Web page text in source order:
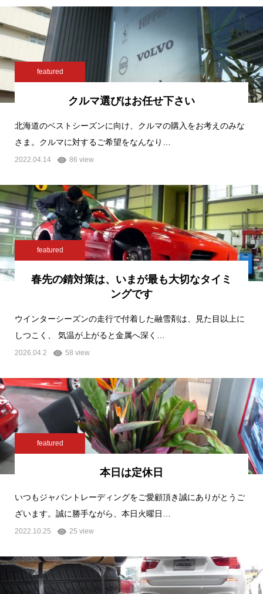
featured
クルマ選びはお任せ下さい
北海道のベストシーズンに向け、クルマの購入をお考えのみな
さま。クルマに対するご希望をなんなり…
2022.04.14 86 view
featured
春先の錆対策は、いまが最も大切なタイミ
ングです
ウインターシーズンの走行で付着した融雪剤は、見た目以上に
しつこく、 気温が上がると金属へ深く…
2026.04.2 58 view
featured
本日は定休日
いつもジャパントレーディングをご愛顧頂き誠にありがとうご
ざいます。誠に勝手ながら、本日火曜日…
2022.10.25 25 view